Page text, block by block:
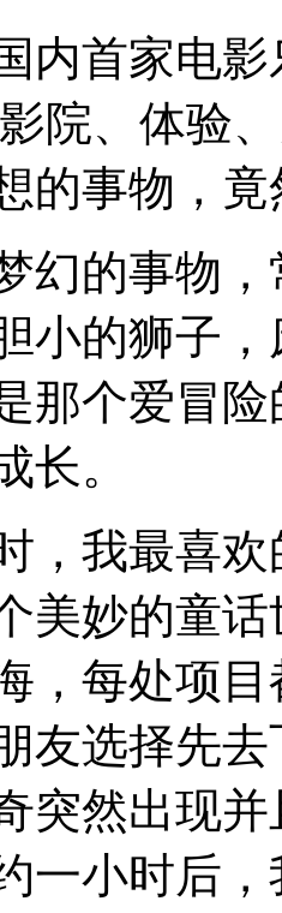
内首家电
院、体验
的事物，
幻的事物
小的狮子
那个爱冒
长。
，我最喜
美妙的童
，每处项
友选择先
突然出现
一小时后